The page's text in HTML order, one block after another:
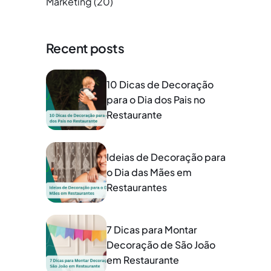
Recent posts
10 Dicas de Decoração
para o Dia dos Pais no
Restaurante
Ideias de Decoração para
o Dia das Mães em
Restaurantes
7 Dicas para Montar
Decoração de São João
em Restaurante